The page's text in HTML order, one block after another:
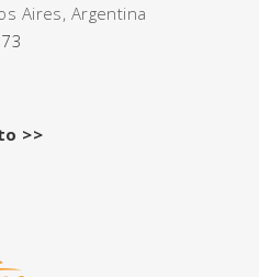
Aires, Argentina
>>